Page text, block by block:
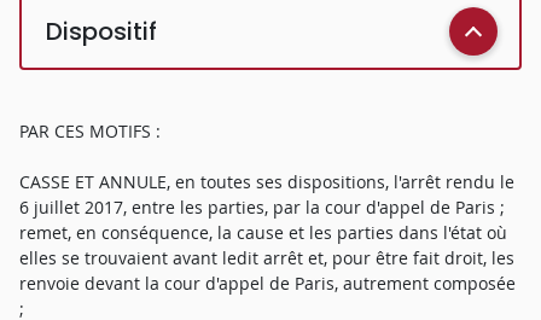
Dispositif
PAR CES MOTIFS :
CASSE ET ANNULE, en toutes ses dispositions, l'arrêt rendu le
6 juillet 2017, entre les parties, par la cour d'appel de Paris ;
remet, en conséquence, la cause et les parties dans l'état où
elles se trouvaient avant ledit arrêt et, pour être fait droit, les
renvoie devant la cour d'appel de Paris, autrement composée
;